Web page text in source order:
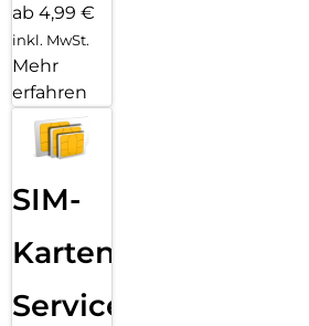
ab 4,99 €
inkl. MwSt.
Mehr
erfahren
SIM-
Karten
Service: